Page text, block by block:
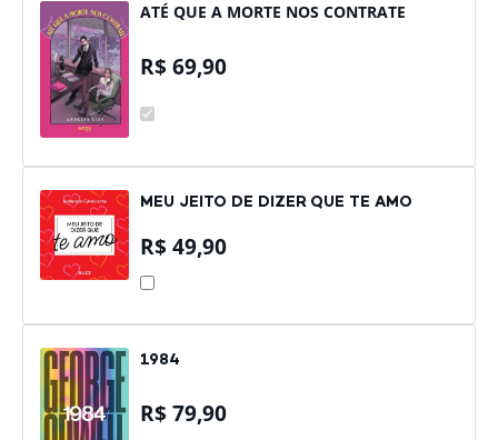
ATÉ
QUE
NOS
ATÉ QUE A MORTE NOS CONTRATE
R$ 69,90
MEU
JEITO
DIZER
TE
AMO
MEU JEITO DE DIZER QUE TE AMO
R$ 49,90
1984
R$ 79,90